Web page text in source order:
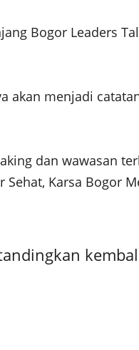
Bogor Leaders
akan menjadi
dan wawasan
Karsa Bogor